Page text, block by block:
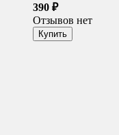
390 ₽
Отзывов нет